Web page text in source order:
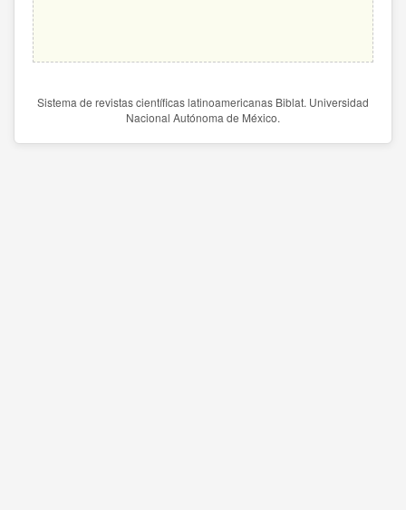
Sistema de revistas científicas latinoamericanas Biblat. Universidad
Nacional Autónoma de México.